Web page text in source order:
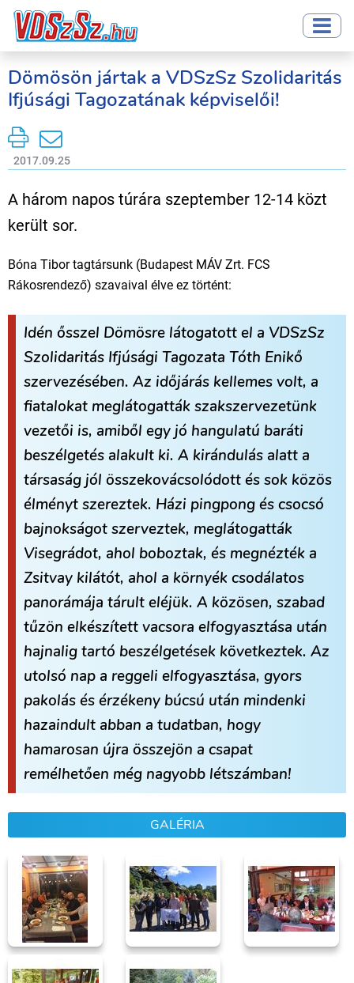
Dömösön jártak a VDSzSz Szolidaritás
Ifjúsági Tagozatának képviselői!
2017.09.25
A három napos túrára szeptember 12-14 közt
került sor.
Bóna Tibor tagtársunk (Budapest MÁV Zrt. FCS
Rákosrendező) szavaival élve ez történt:
Idén ősszel Dömösre látogatott el a VDSzSz
Szolidaritás Ifjúsági Tagozata Tóth Enikő
szervezésében. Az időjárás kellemes volt, a
fiatalokat meglátogatták szakszervezetünk
vezetői is, amiből egy jó hangulatú baráti
beszélgetés alakult ki. A kirándulás alatt a
társaság jól összekovácsolódott és sok közös
élményt szereztek. Házi pingpong és csocsó
bajnokságot szerveztek, meglátogatták
Visegrádot, ahol boboztak, és megnézték a
Zsitvay kilátót, ahol a környék csodálatos
panorámája tárult eléjük. A közösen, szabad
tűzön elkészített vacsora elfogyasztása után
hajnalig tartó beszélgetések következtek. Az
utolsó nap a reggeli elfogyasztása, gyors
pakolás és érzékeny búcsú után mindenki
hazaindult abban a tudatban, hogy
hamarosan újra összejön a csapat
remélhetően még nagyobb létszámban!
GALÉRIA